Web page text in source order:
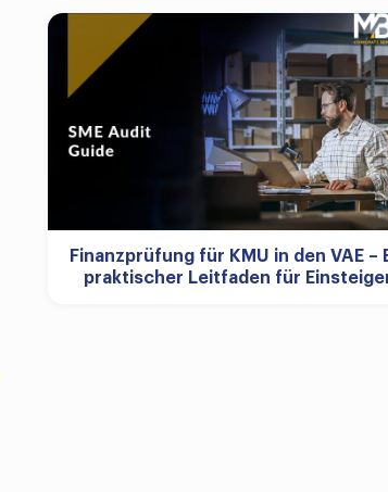
Finanzprüfung für KMU in den VAE –
praktischer Leitfaden für